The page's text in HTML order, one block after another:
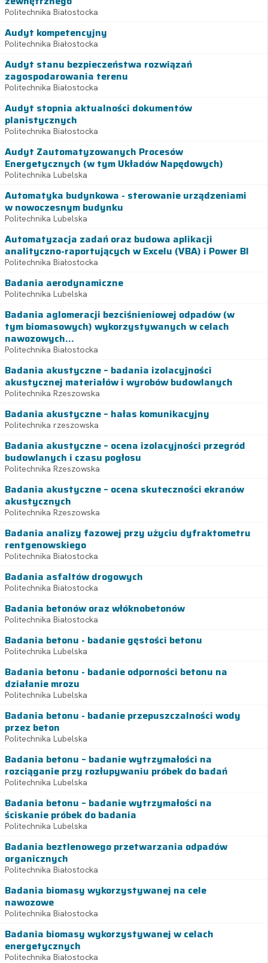
Politechnika Białostocka
Audyt kompetencyjny
Politechnika Białostocka
Audyt stanu bezpieczeństwa rozwiązań
zagospodarowania terenu
Politechnika Białostocka
Audyt stopnia aktualności dokumentów
planistycznych
Politechnika Białostocka
Audyt Zautomatyzowanych Procesów
Energetycznych (w tym Układów Napędowych)
Politechnika Lubelska
Automatyka budynkowa - sterowanie urządzeniami
w nowoczesnym budynku
Politechnika Lubelska
Automatyzacja zadań oraz budowa aplikacji
analityczno-raportujących w Excelu (VBA) i Power BI
Politechnika Białostocka
Badania aerodynamiczne
Politechnika Lubelska
Badania aglomeracji bezciśnieniowej odpadów (w
tym biomasowych) wykorzystywanych w celach
nawozowych...
Politechnika Białostocka
Badania akustyczne – badania izolacyjności
akustycznej materiałów i wyrobów budowlanych
Politechnika Rzeszowska
Badania akustyczne – hałas komunikacyjny
Politechnika rzeszowska
Badania akustyczne – ocena izolacyjności przegród
budowlanych i czasu pogłosu
Politechnika Rzeszowska
Badania akustyczne – ocena skuteczności ekranów
akustycznych
Politechnika Rzeszowska
Badania analizy fazowej przy użyciu dyfraktometru
rentgenowskiego
Politechnika Białostocka
Badania asfaltów drogowych
Politechnika Białostocka
Badania betonów oraz włóknobetonów
Politechnika Białostocka
Badania betonu - badanie gęstości betonu
Politechnika Lubelska
Badania betonu - badanie odporności betonu na
działanie mrozu
Politechnika Lubelska
Badania betonu - badanie przepuszczalności wody
przez beton
Politechnika Lubelska
Badania betonu – badanie wytrzymałości na
rozciąganie przy rozłupywaniu próbek do badań
Politechnika Lubelska
Badania betonu – badanie wytrzymałości na
ściskanie próbek do badania
Politechnika Lubelska
Badania beztlenowego przetwarzania odpadów
organicznych
Politechnika Białostocka
Badania biomasy wykorzystywanej na cele
nawozowe
Politechnika Białostocka
Badania biomasy wykorzystywanej w celach
energetycznych
Politechnika Białostocka